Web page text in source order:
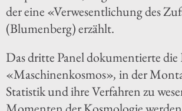
der eine «Verwesentlichung des
(Blumenberg) erzählt.
Das dritte Panel dokumentierte die
«Maschinenkosmos», in der
Statistik und ihre Verfahren zu